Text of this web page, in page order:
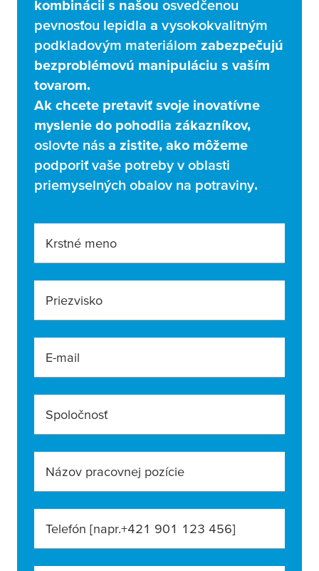
kombinácii s našou osvedčenou
pevnosťou lepidla a vysokokvalitným
podkladovým materiálom zabezpečujú
bezproblémovú manipuláciu s vaším
tovarom.
Ak chcete pretaviť svoje inovatívne
myslenie do pohodlia zákazníkov,
oslovte nás a zistite, ako môžeme
podporiť vaše potreby v oblasti
priemyselných obalov na potraviny.
Krstné meno
Priezvisko
E-mail
Spoločnosť
Názov pracovnej pozície
Telefón [napr.+421 901 123 456]